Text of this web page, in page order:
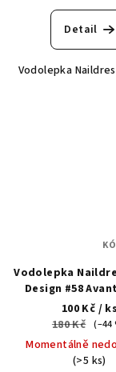
Detail
Vodolepka
Vodolepka
Design #58
100 Kč / ks
180 Kč (–44
Momentálně
(>5 ks)